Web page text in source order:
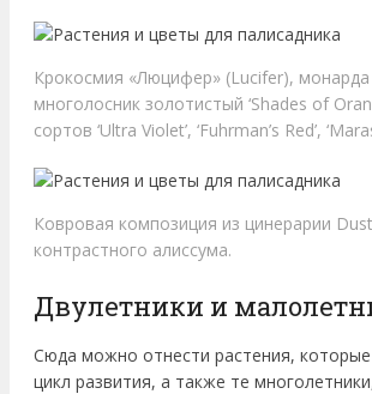
Крокосмия «Люцифер» (Lucifer), монарда
многолосник золотистый ‘Shades of
сортов ‘Ultra Violet’, ‘Fuhrman’s Red’,
Ковровая композиция из цинерарии
контрастного алиссума.
Двулетники и
Сюда можно отнести растения,
цикл развития, а также те